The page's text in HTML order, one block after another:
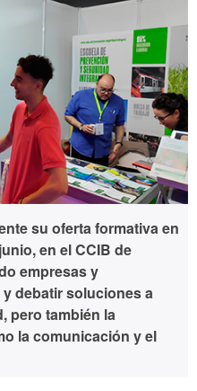
su oferta formativa en
en el CCIB de
empresas y
debatir soluciones a
pero también la
la comunicación y el